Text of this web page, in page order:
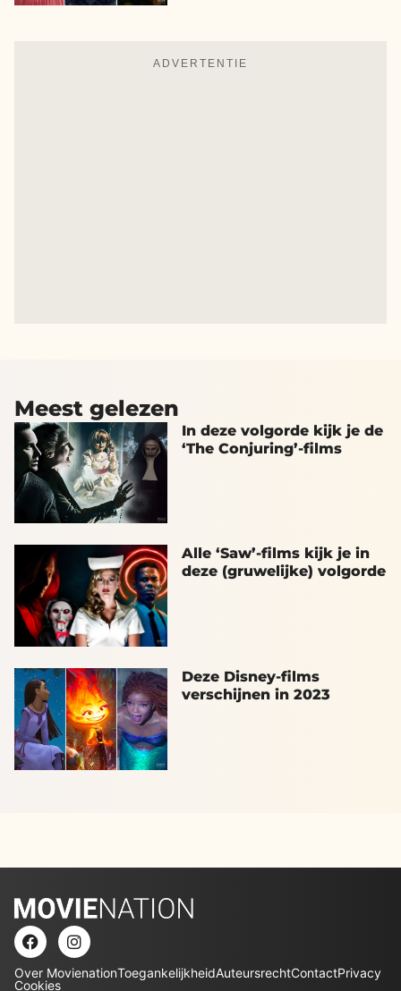
ADVERTENTIE
Meest gelezen
In deze volgorde kijk je de
‘The Conjuring’-films
Alle ‘Saw’-films kijk je in
deze (gruwelijke) volgorde
Deze Disney-films
verschijnen in 2023
Over MovienationToegankelijkheidAuteursrechtContactPrivacy
Cookies